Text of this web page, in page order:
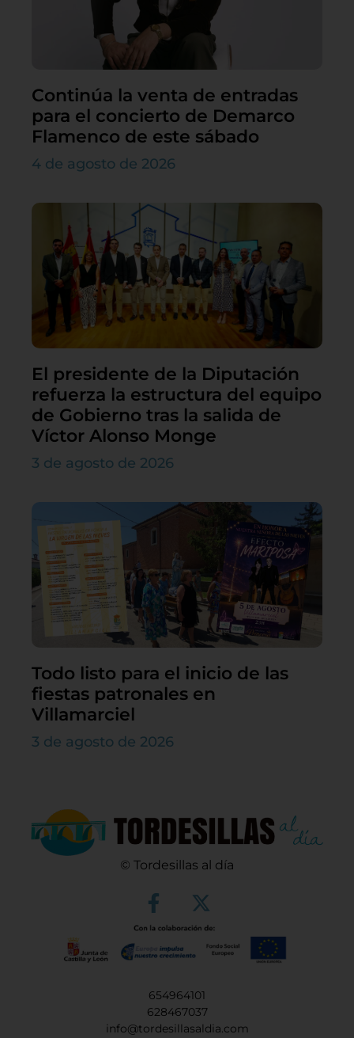
Continúa la venta de entradas
para el concierto de Demarco
Flamenco de este sábado
4 de agosto de 2026
El presidente de la Diputación
refuerza la estructura del equipo
de Gobierno tras la salida de
Víctor Alonso Monge
3 de agosto de 2026
Todo listo para el inicio de las
fiestas patronales en
Villamarciel
3 de agosto de 2026
© Tordesillas al día
654964101
628467037
info@tordesillasaldia.com